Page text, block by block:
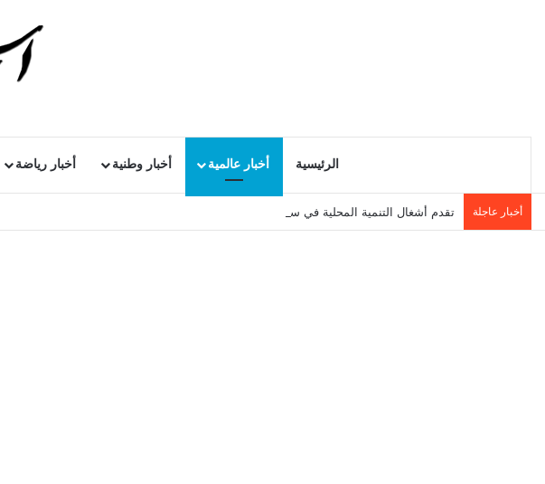
الرئيسية أخبار عالمية أخبار وطنية أخبار رياضة
أخبار عاجلة تقدم أشغال التنمية المحلية في سيدي حسين